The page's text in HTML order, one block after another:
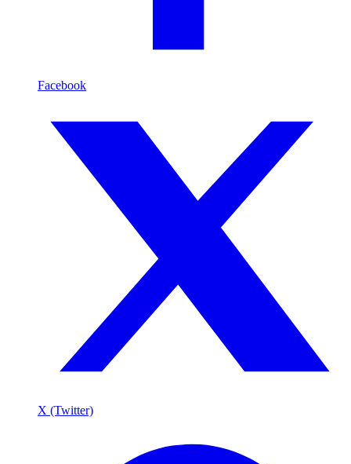
Facebook
X (Twitter)